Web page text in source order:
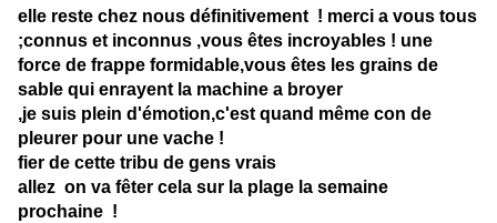
elle reste chez nous définitivement ! merci a vous tous
;connus et inconnus ,vous êtes incroyables ! une
force de frappe formidable,vous êtes les grains de
sable qui enrayent la machine a broyer
,je suis plein d'émotion,c'est quand même con de
pleurer pour une vache !
fier de cette tribu de gens vrais
allez on va fêter cela sur la plage la semaine
prochaine !